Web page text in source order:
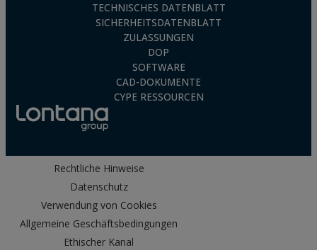
TECHNISCHES DATENBLATT
SICHERHEITSDATENBLATT
ZULASSUNGEN
DOP
SOFTWARE
CAD-DOKUMENTE
CYPE RESSOURCEN
Rechtliche Hinweise
Datenschutz
Verwendung von Cookies
Allgemeine Geschäftsbedingungen
Ethischer Kanal